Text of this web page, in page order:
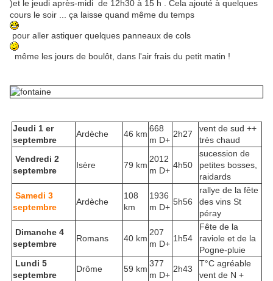
)et le jeudi après-midi de 12h30 à 15 h . Cela ajouté à quelques
cours le soir ... ça laisse quand même du temps
pour aller astiquer quelques panneaux de cols
même les jours de boulôt, dans l'air frais du petit matin !
Jeudi 1 er
septembre
Ardèche 46 km
668
m D+
2h27
vent de sud ++
très chaud
Vendredi 2
septembre
Isère 79 km
2012
m D+
4h50
sucession de
petites bosses,
raidards
Samedi 3
septembre
Ardèche
108
km
1936
m D+
5h56
rallye de la fête
des vins St
péray
Dimanche 4
septembre
Romans 40 km
207
m D+
1h54
Fête de la
raviole et de la
Pogne-pluie
Lundi 5
septembre
Drôme 59 km
377
m D+
2h43
T°C agréable
vent de N +